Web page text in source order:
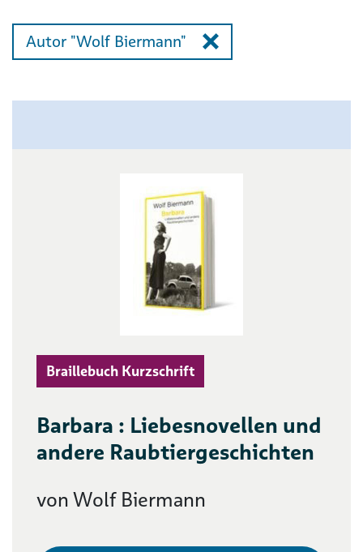
Autor "Wolf Biermann"
Braillebuch Kurzschrift
Barbara : Liebesnovellen und
andere Raubtiergeschichten
von Wolf Biermann